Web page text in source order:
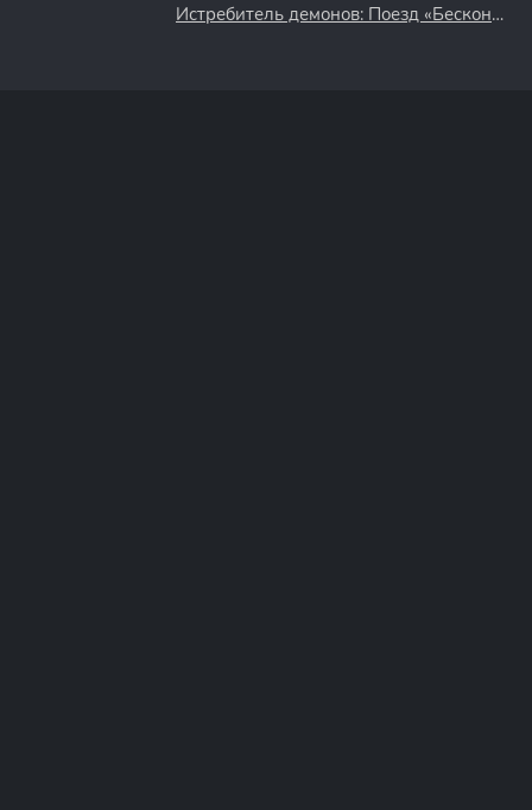
Истребитель демонов: Поезд «Бесконечный» (2021)